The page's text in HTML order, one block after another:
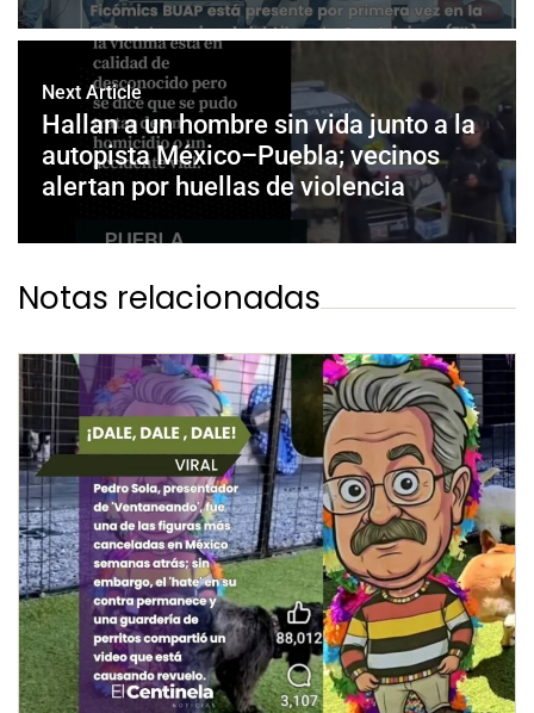
Next Article
Hallan a un hombre sin vida junto a la
autopista México–Puebla; vecinos
alertan por huellas de violencia
Notas relacionadas